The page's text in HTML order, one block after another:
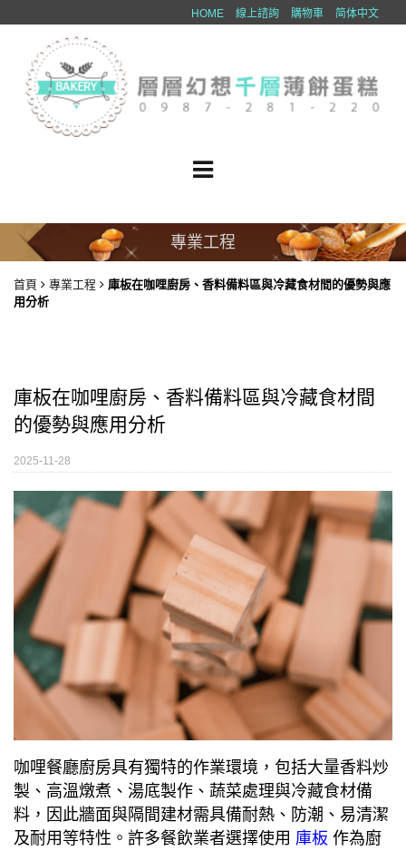
HOME 線上諮詢 購物車 简体中文
專業工程
首頁 專業工程
庫板在咖哩廚房、香料備料區與冷藏食材間的優勢與應
用分析
庫板在咖哩廚房、香料備料區與冷藏食材間
的優勢與應用分析
2025-11-28
咖哩餐廳廚房具有獨特的作業環境，包括大量香料炒
製、高溫燉煮、湯底製作、蔬菜處理與冷藏食材備
料，因此牆面與隔間建材需具備耐熱、防潮、易清潔
及耐用等特性。許多餐飲業者選擇使用 庫板 作為廚